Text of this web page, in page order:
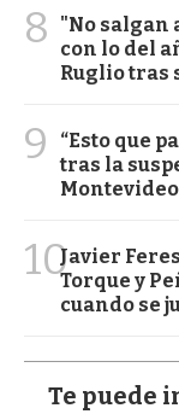
8
"No salgan
con lo del
Ruglio tras
9
“Esto que
tras la
10Javier
Torque y
cuando se
Te puede